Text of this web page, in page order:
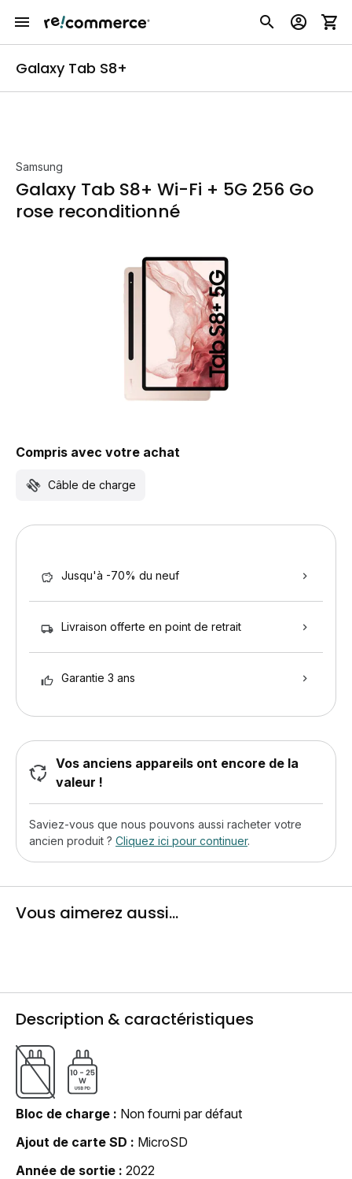
Galaxy Tab S8+
Samsung
Galaxy Tab S8+ Wi-Fi + 5G 256 Go
rose reconditionné
Compris avec votre achat
Câble de charge
Jusqu'à -70% du neuf
Livraison offerte en point de retrait
Garantie 3 ans
Vos anciens appareils ont encore de la
valeur !
Saviez-vous que nous pouvons aussi racheter votre
ancien produit ? Cliquez ici pour continuer.
Vous aimerez aussi...
Description & caractéristiques
Bloc de charge
Non fourni par défaut
Ajout de carte SD
MicroSD
Année de sortie
2022